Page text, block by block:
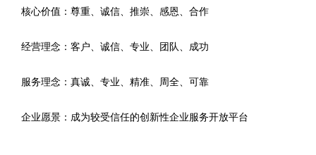
核心价值：尊重、诚信、推崇、感恩、合作
经营理念：客户、诚信、专业、团队、成功
服务理念：真诚、专业、精准、周全、可靠
企业愿景：成为较受信任的创新性企业服务开放平台